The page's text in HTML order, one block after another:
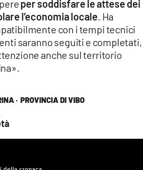
· PROVINCIA DI VIBO
per soddisfare le attese dei
l’economia locale . Ha
con i tempi tecnici
saranno seguiti e completati,
anche sul territorio